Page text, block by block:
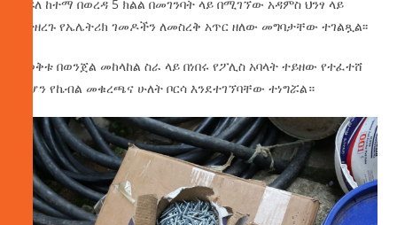
ክፍለ ከተማ በወረዳ 5 ክልል በመገንባት ላይ በሚገኘው አዳምስ ህንፃ ላይ
የተዘረጉ የኤሌትሪክ ገመዶችን ለመስረቅ አጥር ዘለው መግባታቸው ተገልጿል፡፡
በወቅቱበወንጀል መከላከል ስራ ላይ በነበሩ የፖሊስ አባላት ተይዘው የተፈተሸ
ሲሆን የኬብል መቁረጫና ሁለት ቦርሳ እንደተገኘባቸው ተነግሯል።